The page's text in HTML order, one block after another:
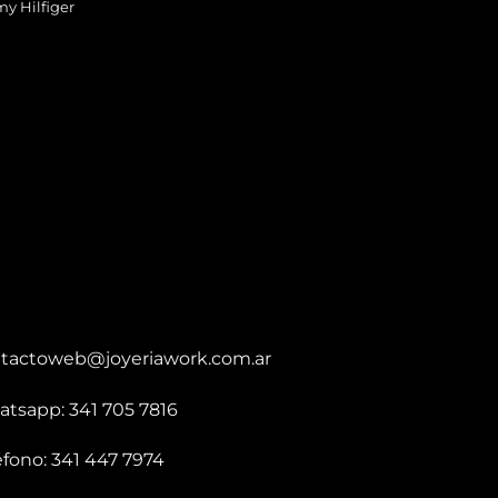
Hilfiger
341 705 7816
341 447 7974